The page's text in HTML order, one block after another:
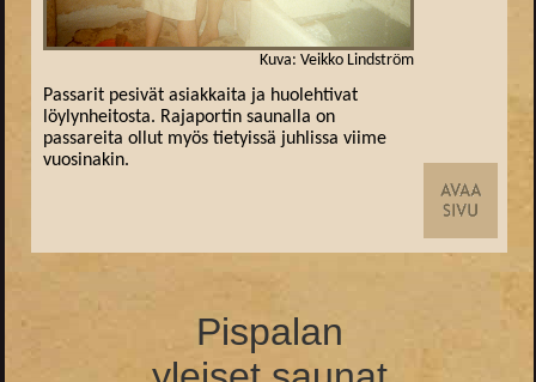
Kuva: Veikko Lindström
Passarit pesivät asiakkaita ja huolehtivat
löylynheitosta. Rajaportin saunalla on
passareita ollut myös tietyissä juhlissa viime
vuosinakin.
Pispalan